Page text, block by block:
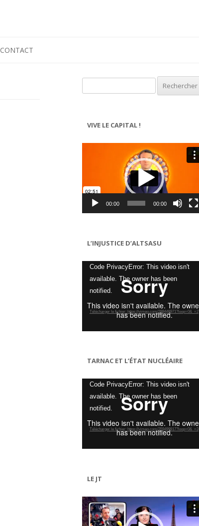
CONTACT
VIVE LE CAPITAL !
Lecteur
00:00 00:00
L’INJUSTICE D’ALTSASU
Lecteur
vidéo
Code PrivacyError: This video isn't
available. The owner has been
notified.
Télécharger le fichier: https://vimeo.com/288448971?loop=0&_=2
TARNAC ET L’ÉTAT NUCLÉAIRE
Lecteur
vidéo
Code PrivacyError: This video isn't
available. The owner has been
notified.
Télécharger le fichier: https://vimeo.com/259499917?loop=0&_=3
LE JT
Lecteur
vidéo